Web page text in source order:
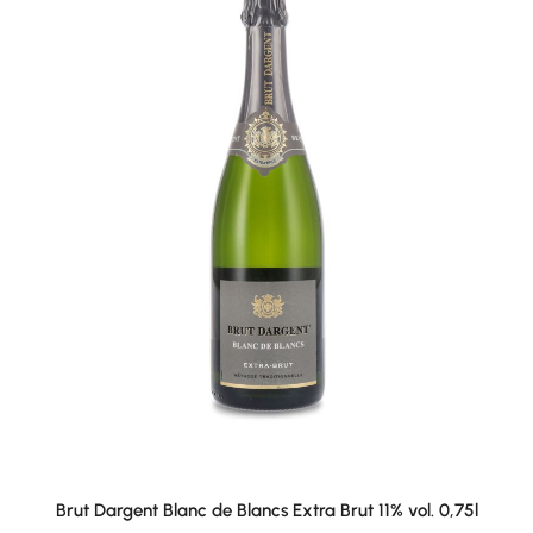
Brut Dargent Blanc de Blancs Extra Brut 11% vol. 0,75l